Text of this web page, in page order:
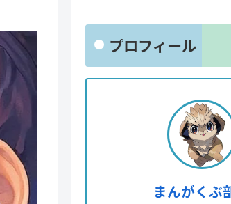
プロフィール
まんがくぶ